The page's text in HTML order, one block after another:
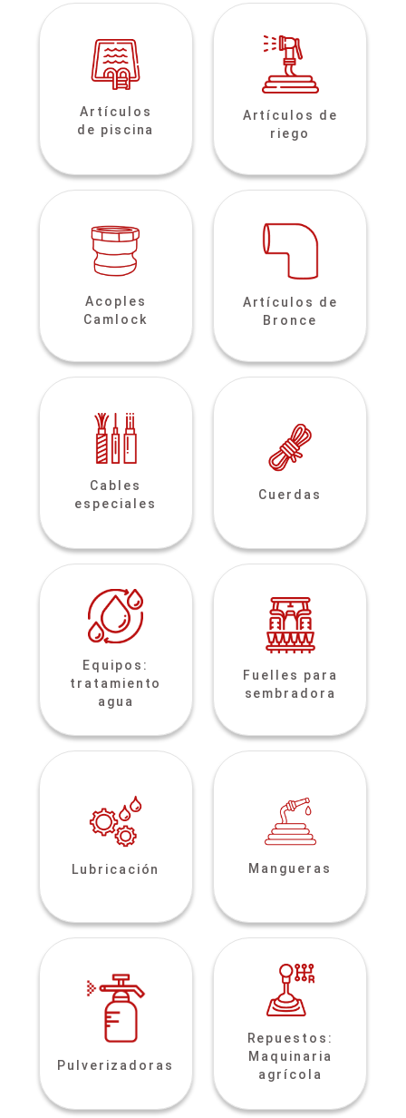
Artículos
de piscina
Artículos de
riego
Acoples
Camlock
Artículos de
Bronce
Cables
especiales
Cuerdas
Equipos:
tratamiento
agua
Fuelles para
sembradora
Lubricación Mangueras
Pulverizadoras
Repuestos:
Maquinaria
agrícola